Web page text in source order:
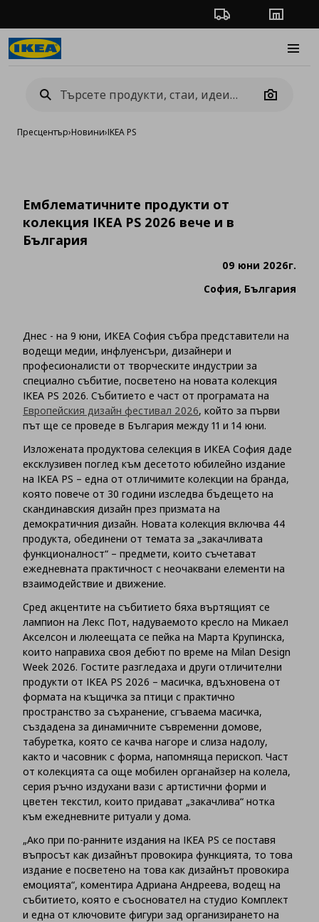
Проследяване на
Camera
Пресцентър›Новини›IKEA PS
Емблематичните продукти от
колекция IKEA PS 2026 вече и в
България
09 юни 2026г.
София, България
Днес - на 9 юни, ИКЕА София събра представители на
водещи медии, инфлуенсъри, дизайнери и
професионалисти от творческите индустрии за
специално събитие, посветено на новата колекция
IKEA PS 2026. Събитието е част от програмата на
Европейския дизайн фестивал 2026, който за първи
път ще се проведе в България между 11 и 14 юни.
Изложената продуктова селекция в ИКЕА София даде
ексклузивен поглед към десетото юбилейно издание
на IKEA PS – една от отличимите колекции на бранда,
която повече от 30 години изследва бъдещето на
скандинавския дизайн през призмата на
демократичния дизайн. Новата колекция включва 44
продукта, обединени от темата за „закачливата
функционалност“ – предмети, които съчетават
ежедневната практичност с неочаквани елементи на
взаимодействие и движение.
Сред акцентите на събитието бяха въртящият се
лампион на Лекс Пот, надуваемото кресло на Микаел
Акселсон и люлеещата се пейка на Марта Крупинска,
които направиха своя дебют по време на Milan Design
Week 2026. Гостите разгледаха и други отличителни
продукти от IKEA PS 2026 – масичка, вдъхновена от
формата на къщичка за птици с практично
пространство за съхранение, сгъваема масичка,
създадена за динамичните съвременни домове,
табуретка, която се качва нагоре и слиза надолу,
както и часовник с форма, напомняща перископ. Част
от колекцията са още мобилен органайзер на колела,
серия ръчно издухани вази с артистични форми и
цветен текстил, които придават „закачлива“ нотка
към ежедневните ритуали у дома.
„Ако при по-ранните издания на IKEA PS се поставя
въпросът как дизайнът провокира функцията, то това
издание е посветено на това как дизайнът провокира
емоцията“, коментира Адриана Андреева, водещ на
събитието, която е съосновател на студио Комплект
и една от ключовите фигури зад организирането на